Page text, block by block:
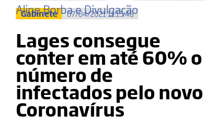
Aline Borba e Divulgação
Gabinete 07/04/2021 11:15:48
Lages consegue
conter em até 60% o
número de
infectados pelo novo
Coronavírus